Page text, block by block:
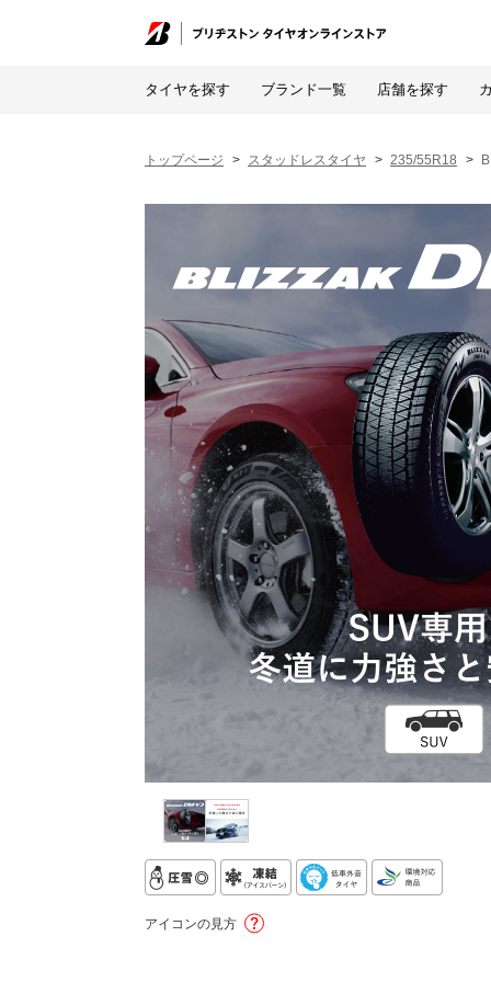
タイヤを探す ブランド一覧 店舗を探す
トップページ スタッドレスタイヤ 235/55R18
アイコンの見方